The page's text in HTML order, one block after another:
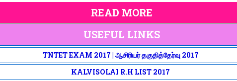
READ MORE
USEFUL LINKS
TNTET EXAM 2017 | ஆசிரியர் தகுதித்தேர்வு 2017
KALVISOLAI R.H LIST 2017